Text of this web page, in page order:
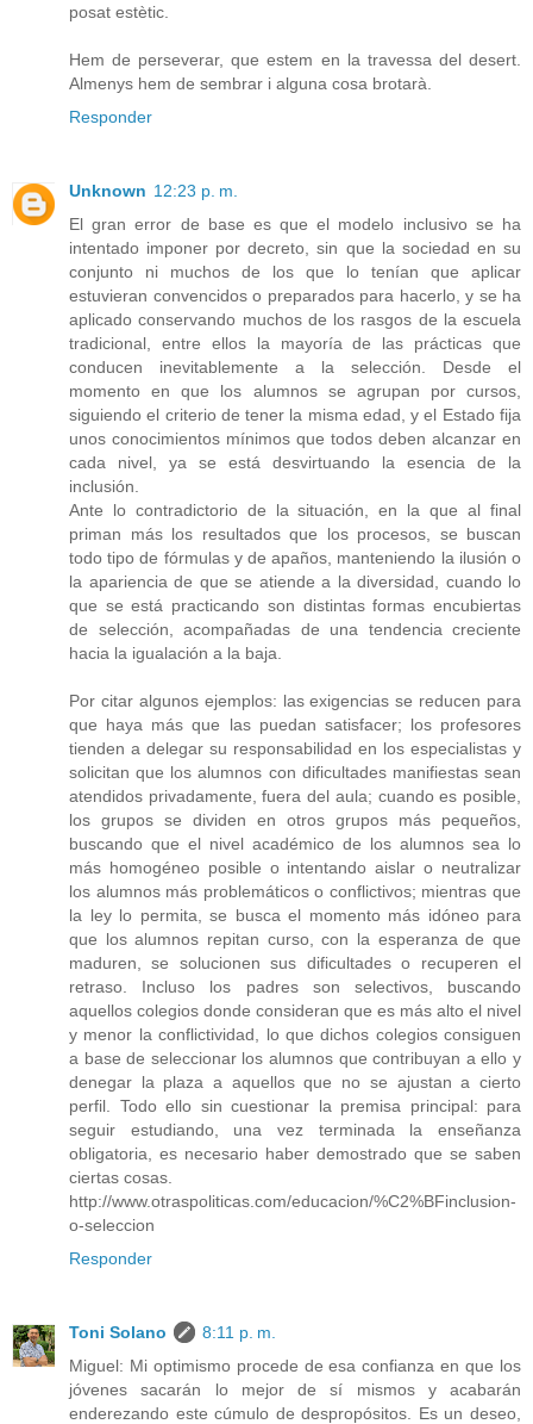
posat estètic.
Hem de perseverar, que estem en la travessa del desert.
Almenys hem de sembrar i alguna cosa brotarà.
Responder
Unknown 12:23 p. m.
El gran error de base es que el modelo inclusivo se ha
intentado imponer por decreto, sin que la sociedad en su
conjunto ni muchos de los que lo tenían que aplicar
estuvieran convencidos o preparados para hacerlo, y se ha
aplicado conservando muchos de los rasgos de la escuela
tradicional, entre ellos la mayoría de las prácticas que
conducen inevitablemente a la selección. Desde el
momento en que los alumnos se agrupan por cursos,
siguiendo el criterio de tener la misma edad, y el Estado fija
unos conocimientos mínimos que todos deben alcanzar en
cada nivel, ya se está desvirtuando la esencia de la
inclusión.
Ante lo contradictorio de la situación, en la que al final
priman más los resultados que los procesos, se buscan
todo tipo de fórmulas y de apaños, manteniendo la ilusión o
la apariencia de que se atiende a la diversidad, cuando lo
que se está practicando son distintas formas encubiertas
de selección, acompañadas de una tendencia creciente
hacia la igualación a la baja.
Por citar algunos ejemplos: las exigencias se reducen para
que haya más que las puedan satisfacer; los profesores
tienden a delegar su responsabilidad en los especialistas y
solicitan que los alumnos con dificultades manifiestas sean
atendidos privadamente, fuera del aula; cuando es posible,
los grupos se dividen en otros grupos más pequeños,
buscando que el nivel académico de los alumnos sea lo
más homogéneo posible o intentando aislar o neutralizar
los alumnos más problemáticos o conflictivos; mientras que
la ley lo permita, se busca el momento más idóneo para
que los alumnos repitan curso, con la esperanza de que
maduren, se solucionen sus dificultades o recuperen el
retraso. Incluso los padres son selectivos, buscando
aquellos colegios donde consideran que es más alto el nivel
y menor la conflictividad, lo que dichos colegios consiguen
a base de seleccionar los alumnos que contribuyan a ello y
denegar la plaza a aquellos que no se ajustan a cierto
perfil. Todo ello sin cuestionar la premisa principal: para
seguir estudiando, una vez terminada la enseñanza
obligatoria, es necesario haber demostrado que se saben
ciertas cosas.
http://www.otraspoliticas.com/educacion/%C2%BFinclusion-
o-seleccion
Responder
Toni Solano
8:11 p. m.
Miguel: Mi optimismo procede de esa confianza en que los
jóvenes sacarán lo mejor de sí mismos y acabarán
enderezando este cúmulo de despropósitos. Es un deseo,